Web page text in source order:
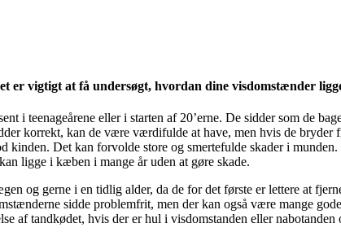
er vigtigt at få undersøgt, hvordan dine visdomstænder
i teenageårene eller i starten af 20’erne. De sidder som de
korrekt, kan de være værdifulde at have, men hvis de
Det kan forvolde store og smertefulde skader i
ligge i kæben i mange år uden at gøre skade.
og gerne i en tidlig alder, da de for det første er lettere at
sidde problemfrit, men der kan også være mange
af tandkødet, hvis der er hul i visdomstanden eller